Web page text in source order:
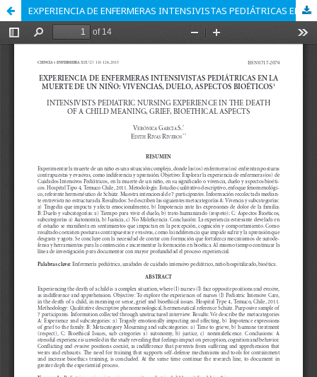
EXPERIENCIA DE ENFERMERAS INTENSIVISTAS PEDIÁTRICAS EN LA MUERTE DE UN NIÑO: VIVENCIAS, DUELO, ASPECTOS BIOÉTICOS